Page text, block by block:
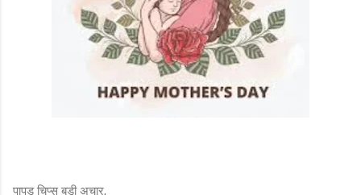
पापड़ चिप्स बड़ी अचार,